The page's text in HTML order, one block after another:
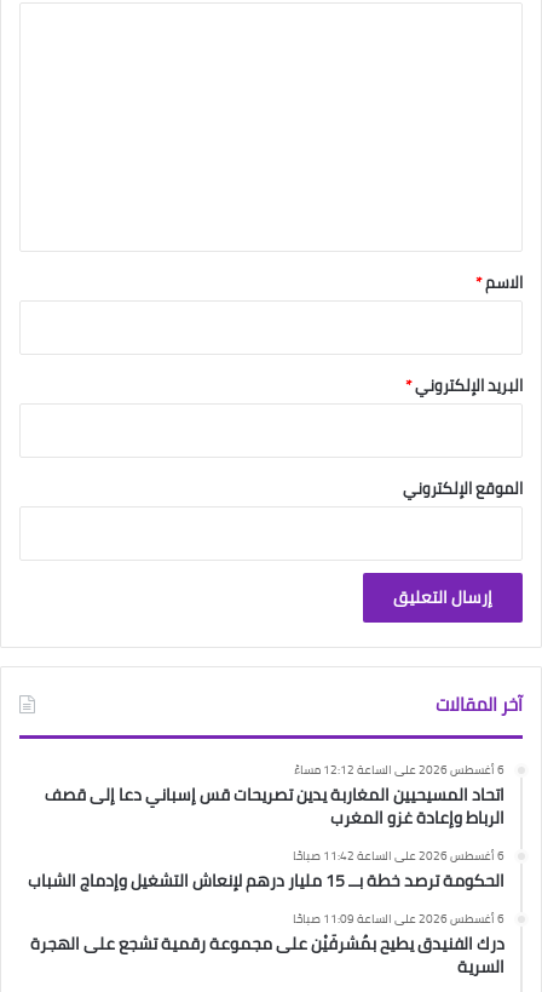
*
الاسم*
البريد الإلكتروني*
الموقع الإلكتروني
آخر المقالات
6 أغسطس 2026 على الساعة 12:12 مساءً
اتحاد المسيحيين المغاربة يدين تصريحات قس إسباني دعا إلى قصف
الرباط وإعادة غزو المغرب
6 أغسطس 2026 على الساعة 11:42 صباحًا
الحكومة ترصد خطة بــ 15 مليار درهم لإنعاش التشغيل وإدماج الشباب
6 أغسطس 2026 على الساعة 11:09 صباحًا
درك الفنيدق يطيح بمُشرفَيْن على مجموعة رقمية تشجع على الهجرة
السرية